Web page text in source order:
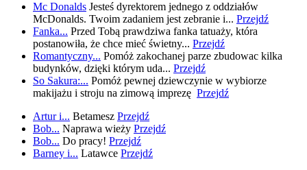
Mc Donalds Jesteś dyrektorem jednego z oddziałów
McDonalds. Twoim zadaniem jest zebranie i... Przejdź
Fanka... Przed Tobą prawdziwa fanka tatuaży, która
postanowiła, że chce mieć świetny... Przejdź
Romantyczny... Pomóż zakochanej parze zbudowac kilka
budynków, dzięki którym uda... Przejdź
So Sakura:... Pomóż pewnej dziewczynie w wybiorze
makijażu i stroju na zimową imprezę Przejdź
Artur i... Betamesz Przejdź
Bob... Naprawa wieży Przejdź
Bob... Do pracy! Przejdź
Barney i... Latawce Przejdź